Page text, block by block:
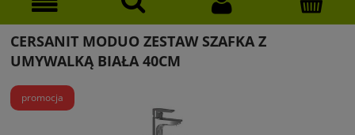
CERSANIT MODUO ZESTAW SZAFKA Z
UMYWALKĄ BIAŁA 40CM
promocja